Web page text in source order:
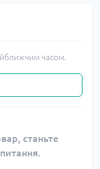
часом.
станьте